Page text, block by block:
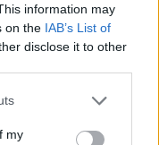
information may
on the IAB’s List of
disclose it to other
one or more Google
You may click to
my